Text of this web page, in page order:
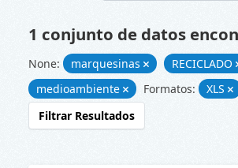
1 conjunto de datos
None: marquesinas RECICLADO
medioambiente
Formatos:
XLS
Filtrar Resultados